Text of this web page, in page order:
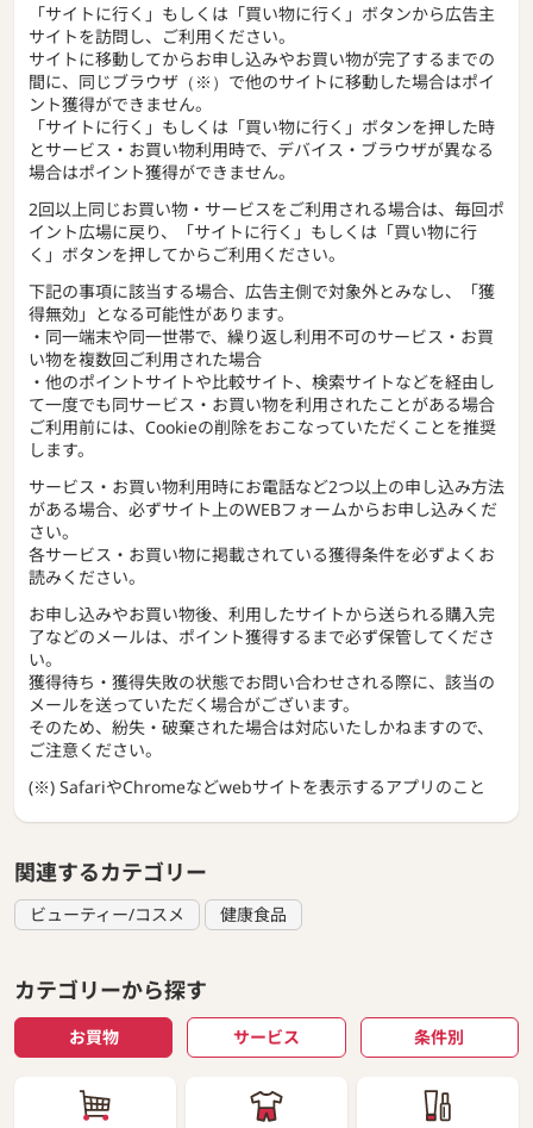
「サイトに行く」もしくは「買い物に行く」ボタンから広告主
サイトを訪問し、ご利用ください。
サイトに移動してからお申し込みやお買い物が完了するまでの
間に、同じブラウザ（※）で他のサイトに移動した場合はポイ
ント獲得ができません。
「サイトに行く」もしくは「買い物に行く」ボタンを押した時
とサービス・お買い物利用時で、デバイス・ブラウザが異なる
場合はポイント獲得ができません。
2回以上同じお買い物・サービスをご利用される場合は、毎回ポ
イント広場に戻り、「サイトに行く」もしくは「買い物に行
く」ボタンを押してからご利用ください。
下記の事項に該当する場合、広告主側で対象外とみなし、「獲
得無効」となる可能性があります。
・同一端末や同一世帯で、繰り返し利用不可のサービス・お買
い物を複数回ご利用された場合
・他のポイントサイトや比較サイト、検索サイトなどを経由し
て一度でも同サービス・お買い物を利用されたことがある場合
ご利用前には、Cookieの削除をおこなっていただくことを推奨
します。
サービス・お買い物利用時にお電話など2つ以上の申し込み方法
がある場合、必ずサイト上のWEBフォームからお申し込みくだ
さい。
各サービス・お買い物に掲載されている獲得条件を必ずよくお
読みください。
お申し込みやお買い物後、利用したサイトから送られる購入完
了などのメールは、ポイント獲得するまで必ず保管してくださ
い。
獲得待ち・獲得失敗の状態でお問い合わせされる際に、該当の
メールを送っていただく場合がございます。
そのため、紛失・破棄された場合は対応いたしかねますので、
ご注意ください。
(※) SafariやChromeなどwebサイトを表示するアプリのこと
関連するカテゴリー
ビューティー/コスメ 健康食品
カテゴリーから探す
お買物 サービス 条件別